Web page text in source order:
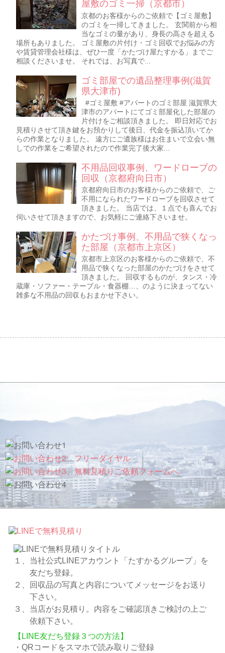
屋敷のゴミ一掃（京都市）
京都のお客様からのご依頼で【ゴミ屋敷】
のゴミを一掃してきました。 玄関前から相
当なゴミの量があり、身長の高さを超える
場所もありました。 ゴミ屋敷の片付け・ゴミ回収でお悩みの方
や賃貸管理会社様は、ぜひ一度「かたづけ屋たすかる」までご
相談くださいませ。 それでは、お写真で...
ゴミ部屋での遺品整理事例(滋賀
県大津市)
#ゴミ屋敷 #アパートのゴミ部屋 滋賀県大
津市のアパートにてゴミ部屋化した部屋の
片付けをご相談頂きました。 即日対応でお
見積りさせて頂き鍵をお預かりして後日、代金を振込頂いてか
らの作業となりました。 遠方にご遺族様はお住まいで立会い無
しでの作業をご希望されたので作業完了後大家...
不用品回収事例、ワードローブの
回収（京都府向日市）
京都府向日市のお客様からのご依頼で、ご
不用になられたワードローブを回収させて
頂きました。 当店では、１点でも喜んでお
伺いさせて頂きますので、お気軽にご連絡下さいませ。
かたづけ事例、不用品で狭くなっ
た部屋（京都市上京区）
京都市上京区のお客様からのご依頼で、不
用品で狭くなった部屋のかたづけをさせて
頂きました。 回収するものが、タンス・冷
蔵庫・ソファー・テーブル・食器棚…、のように決まってない
雑多な不用品の回収もおまかせ下さい。
１、当社公式LINEアカウント「たすかるグループ」を
友だち登録。
２、回収品の写真と内容についてメッセージをお送り
下さい。
３、当店がお見積り。内容をご確認頂きご検討の上ご
依頼下さい。
【LINE友だち登録３つの方法】
・QRコードをスマホで読み取りご登録